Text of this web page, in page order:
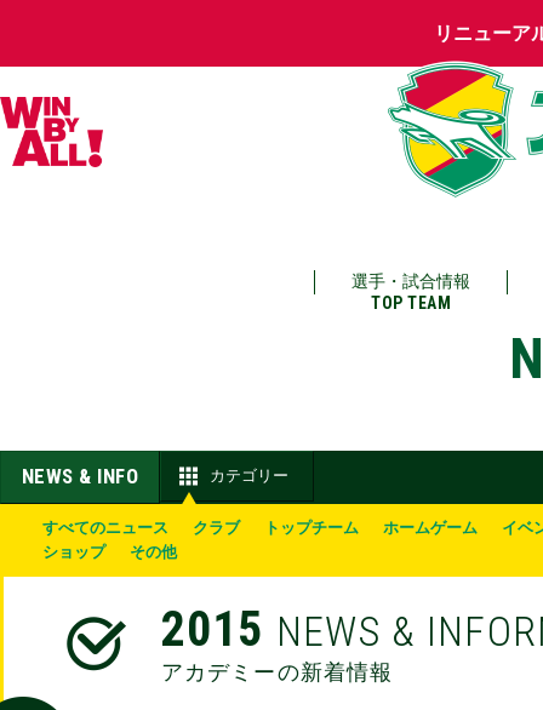
リニューア
選手・試合情報
TOP TEAM
NEWS & INFO カテゴリー
すべてのニュース クラブ トップチーム ホームゲーム
イベ
ショップ
その他
2015 NEWS &
アカデミーの新着情報